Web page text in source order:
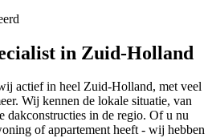
in Zuid-Holland
actief in heel Zuid-Holland, met veel
Wij kennen de lokale situatie, van
dakconstructies in de regio. Of u nu
of appartement heeft - wij hebben